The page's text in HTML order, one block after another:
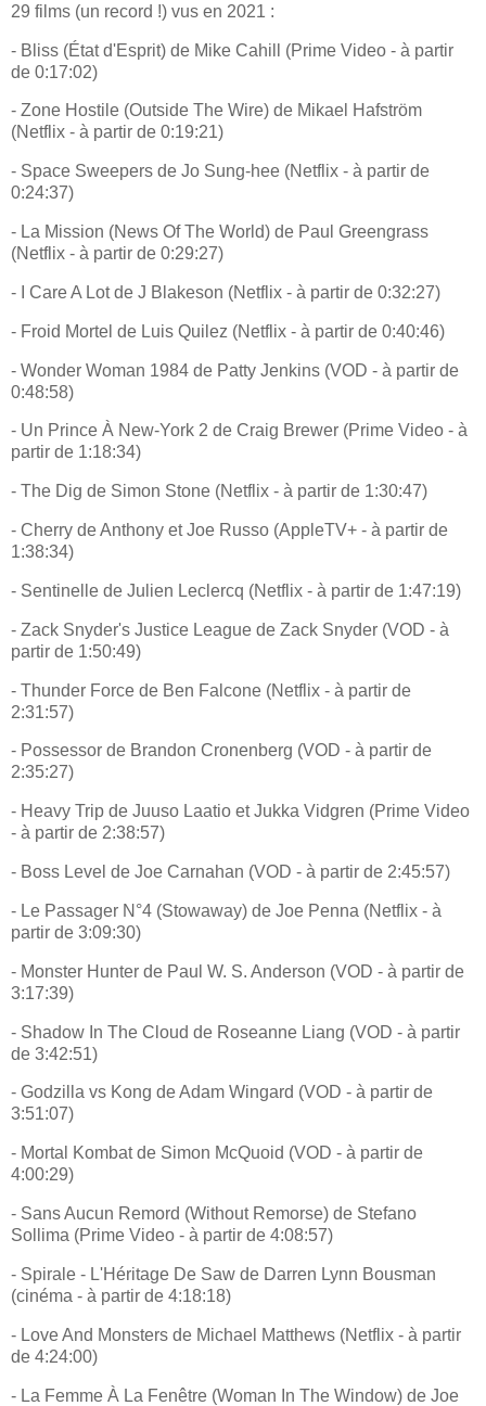
29 films (un record !) vus en 2021 :
- Bliss (État d'Esprit) de Mike Cahill (Prime Video - à partir
de 0:17:02)
- Zone Hostile (Outside The Wire) de Mikael Hafström
(Netflix - à partir de 0:19:21)
- Space Sweepers de Jo Sung-hee (Netflix - à partir de
0:24:37)
- La Mission (News Of The World) de Paul Greengrass
(Netflix - à partir de 0:29:27)
- I Care A Lot de J Blakeson (Netflix - à partir de 0:32:27)
- Froid Mortel de Luis Quilez (Netflix - à partir de 0:40:46)
- Wonder Woman 1984 de Patty Jenkins (VOD - à partir de
0:48:58)
- Un Prince À New-York 2 de Craig Brewer (Prime Video - à
partir de 1:18:34)
- The Dig de Simon Stone (Netflix - à partir de 1:30:47)
- Cherry de Anthony et Joe Russo (AppleTV+ - à partir de
1:38:34)
- Sentinelle de Julien Leclercq (Netflix - à partir de 1:47:19)
- Zack Snyder's Justice League de Zack Snyder (VOD - à
partir de 1:50:49)
- Thunder Force de Ben Falcone (Netflix - à partir de
2:31:57)
- Possessor de Brandon Cronenberg (VOD - à partir de
2:35:27)
- Heavy Trip de Juuso Laatio et Jukka Vidgren (Prime Video
- à partir de 2:38:57)
- Boss Level de Joe Carnahan (VOD - à partir de 2:45:57)
- Le Passager N°4 (Stowaway) de Joe Penna (Netflix - à
partir de 3:09:30)
- Monster Hunter de Paul W. S. Anderson (VOD - à partir de
3:17:39)
- Shadow In The Cloud de Roseanne Liang (VOD - à partir
de 3:42:51)
- Godzilla vs Kong de Adam Wingard (VOD - à partir de
3:51:07)
- Mortal Kombat de Simon McQuoid (VOD - à partir de
4:00:29)
- Sans Aucun Remord (Without Remorse) de Stefano
Sollima (Prime Video - à partir de 4:08:57)
- Spirale - L'Héritage De Saw de Darren Lynn Bousman
(cinéma - à partir de 4:18:18)
- Love And Monsters de Michael Matthews (Netflix - à partir
de 4:24:00)
- La Femme À La Fenêtre (Woman In The Window) de Joe